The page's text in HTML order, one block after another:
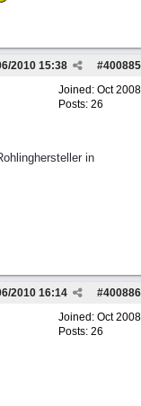
#400885
2010 15:38
Joined: Oct 2008
Posts: 26
in
#400886
2010 16:14
Joined: Oct 2008
Posts: 26